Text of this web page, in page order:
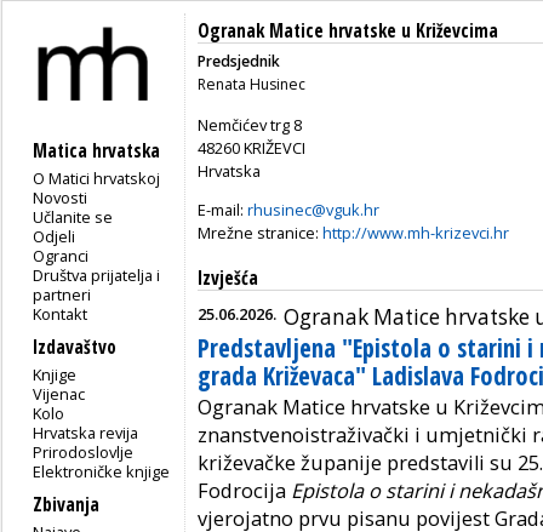
Matica hrvatska
O Matici hrvatskoj
Novosti
Učlanite se
Odjeli
Ogranci
Društva prijatelja i
partneri
Kontakt
Izdavaštvo
Knjige
Vijenac
Kolo
Hrvatska revija
Prirodoslovlje
Elektroničke knjige
Zbivanja
Ogranak Matice hrvatske u Križevcima
Predsjednik
Renata Husinec
Nemčićev trg 8
48260 KRIŽEVCI
Hrvatska
E-mail: rhusinec@vguk.hr
Mrežne stranice: http://www.mh-krizevci.hr
Izvješća
25.06.2026. Ogranak Matice hrvatske
Predstavljena "Epistola o starini i
grada Križevaca" Ladislava
Ogranak Matice hrvatske u
znanstvenoistraživački i umjetnički
križevačke županije predstavili su
Fodrocija Epistola o starini i
vjerojatno prvu pisanu povijest